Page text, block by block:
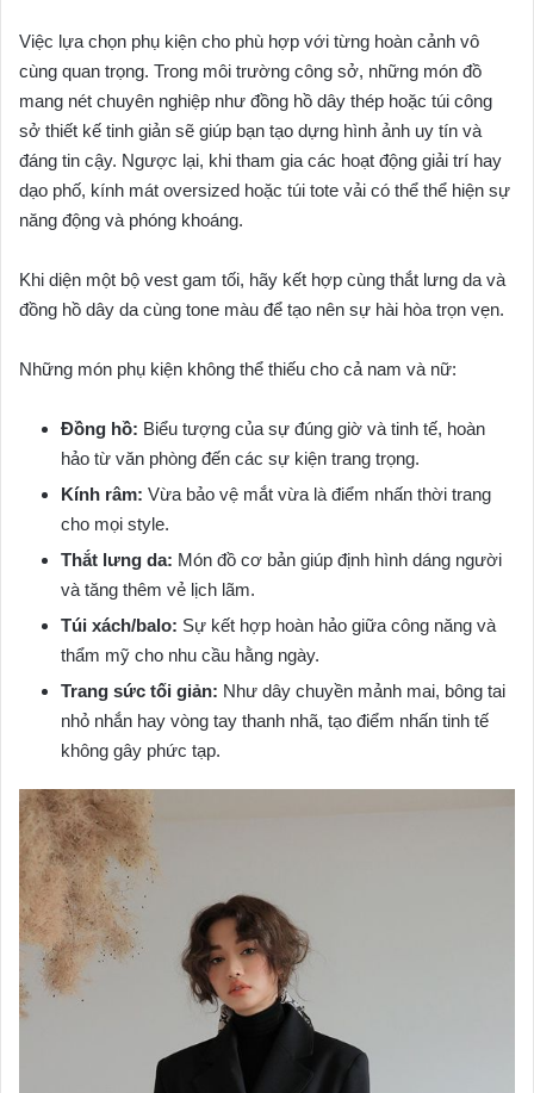
Việc lựa chọn phụ kiện cho phù hợp với từng hoàn cảnh vô
cùng quan trọng. Trong môi trường công sở, những món đồ
mang nét chuyên nghiệp như đồng hồ dây thép hoặc túi công
sở thiết kế tinh giản sẽ giúp bạn tạo dựng hình ảnh uy tín và
đáng tin cậy. Ngược lại, khi tham gia các hoạt động giải trí hay
dạo phố, kính mát oversized hoặc túi tote vải có thể thể hiện sự
năng động và phóng khoáng.
Khi diện một bộ vest gam tối, hãy kết hợp cùng thắt lưng da và
đồng hồ dây da cùng tone màu để tạo nên sự hài hòa trọn vẹn.
Những món phụ kiện không thể thiếu cho cả nam và nữ:
Đồng hồ: Biểu tượng của sự đúng giờ và tinh tế, hoàn
hảo từ văn phòng đến các sự kiện trang trọng.
Kính râm: Vừa bảo vệ mắt vừa là điểm nhấn thời trang
cho mọi style.
Thắt lưng da: Món đồ cơ bản giúp định hình dáng người
và tăng thêm vẻ lịch lãm.
Túi xách/balo: Sự kết hợp hoàn hảo giữa công năng và
thẩm mỹ cho nhu cầu hằng ngày.
Trang sức tối giản: Như dây chuyền mảnh mai, bông tai
nhỏ nhắn hay vòng tay thanh nhã, tạo điểm nhấn tinh tế
không gây phức tạp.